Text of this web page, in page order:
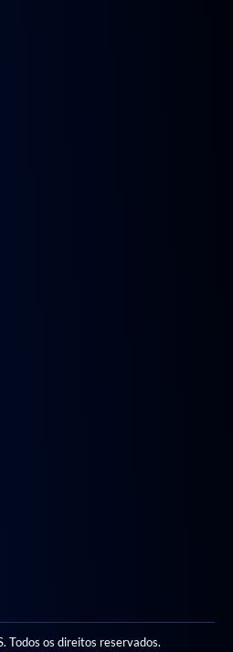
Todos os direitos reservados.